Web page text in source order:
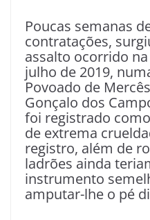
Poucas semanas
contratações,
assalto ocorrido
julho de 2019,
Povoado de
Gonçalo dos
foi registrado
de extrema
registro, além de
ladrões ainda
instrumento
amputar-lhe o pé